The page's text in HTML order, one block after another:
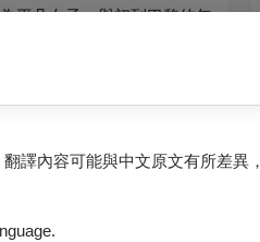
譯內容可能與中文原文有所差異，
平凡女子，與初到巴黎的年
選擇在愛情最美的時刻離
然展開，也靜靜落幕。
普契尼標誌性的抒情旋律與